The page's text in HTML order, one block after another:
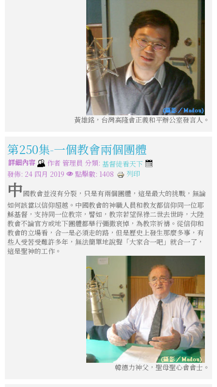
黃雄銘，台灣高隆會正義和平辦公室發言人。
第250集-一個教會兩個團體
詳細內容 作者 管理員 分類: 基督徒看天下
發佈: 24 四月 2019
點擊數: 1408 列印
中國教會並沒有分裂，只是有兩個團體，這是最大的挑戰，無論
如何該當以信仰超越。中國教會的神職人員和教友都信仰同一位耶
穌基督，支持同一位教宗，譬如，教宗若望保祿二世去世時，大陸
教會不論官方或地下團體都舉行彌撒哀悼，為教宗祈禱。從信仰和
教會的立場看，合一是必須走的路，但是歷史上發生那麼多事，有
些人受苦受難許多年，無法簡單地說聲「大家合一吧」就合一了，
這是聖神的工作。
韓德力神父，聖母聖心會會士。